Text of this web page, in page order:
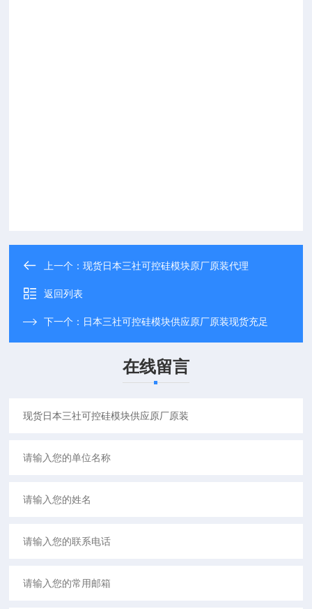
上一个：现货日本三社可控硅模块原厂原装代理
返回列表
下一个： 日本三社可控硅模块供应原厂原装现货充足
在线留言